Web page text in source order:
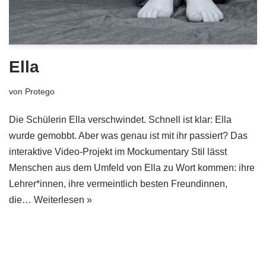
Ella
von Protego
Die Schülerin Ella verschwindet. Schnell ist klar: Ella
wurde gemobbt. Aber was genau ist mit ihr passiert? Das
interaktive Video-Projekt im Mockumentary Stil lässt
Menschen aus dem Umfeld von Ella zu Wort kommen: ihre
Lehrer*innen, ihre vermeintlich besten Freundinnen,
die… Weiterlesen »